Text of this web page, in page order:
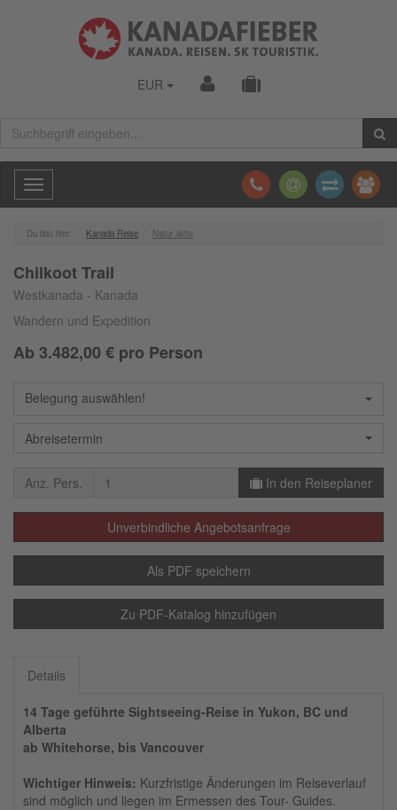
EUR
Toggle
navigation
Du bist hier: Kanada Reise Natur aktiv
Chilkoot Trail
Westkanada - Kanada
Wandern und Expedition
Ab 3.482,00 € pro Person
Belegung auswählen!
Abreisetermin
Anz. Pers. In den Reiseplaner
Unverbindliche Angebotsanfrage
Als PDF speichern
Zu PDF-Katalog hinzufügen
Details
14 Tage geführte Sightseeing-Reise in Yukon, BC und
Alberta
ab Whitehorse, bis Vancouver
Wichtiger Hinweis: Kurzfristige Änderungen im Reiseverlauf
sind möglich und liegen im Ermessen des Tour- Guides.